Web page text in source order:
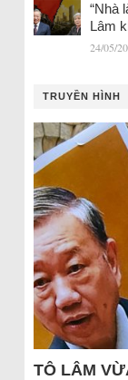
“Nhà
Lâm
24/05/
TRUYỀN HÌNH
TÔ LÂM